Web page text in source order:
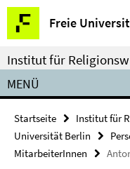
Springe
direkt
zu
Inhalt
Freie
Service-
Navigation
Institut für
MENÜ
Startseite
Institut für
Universität Berlin
MitarbeiterInnen